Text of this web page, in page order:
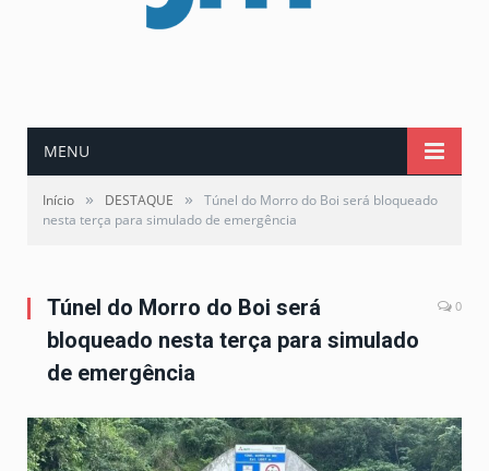
MENU
Início » DESTAQUE »
Túnel do Morro do Boi será bloqueado
nesta terça para simulado de emergência
Túnel do Morro do Boi será
bloqueado nesta terça para simulado
de emergência
0